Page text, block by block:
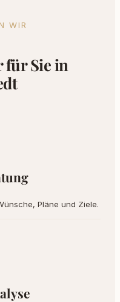
WIR
für Sie in
Pläne und Ziele.